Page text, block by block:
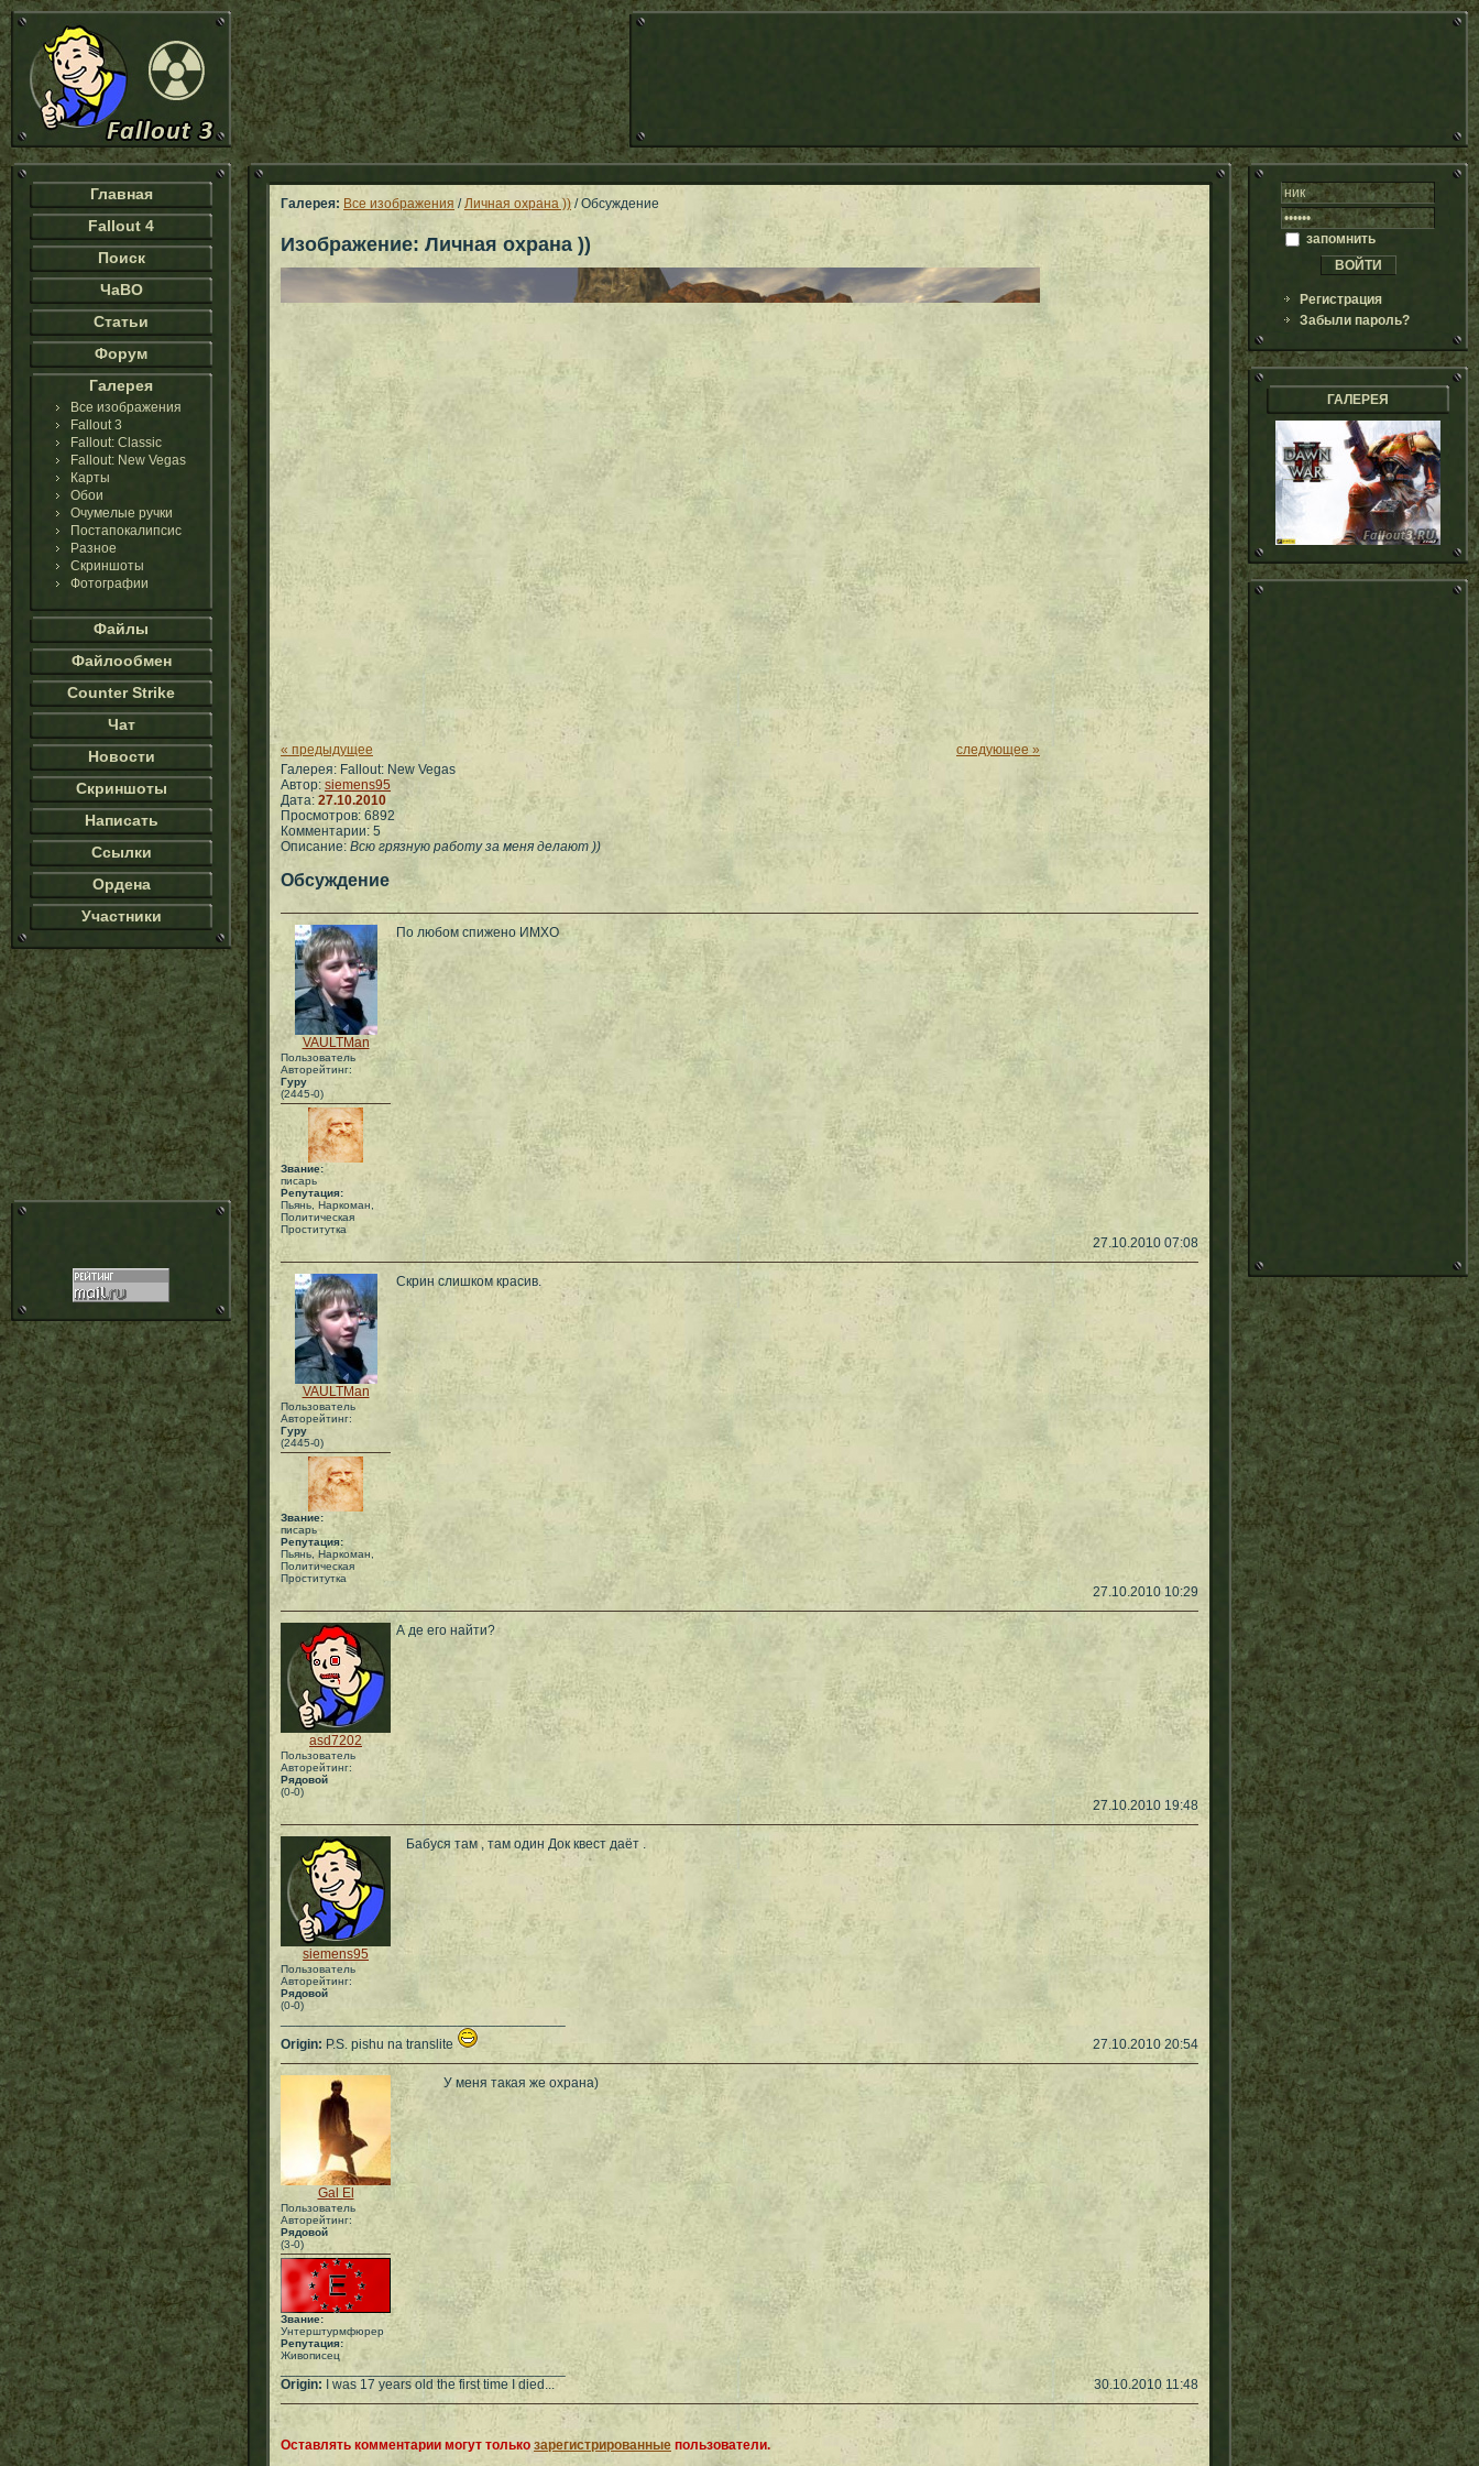
Главная
Fallout 4
Поиск
ЧаВО
Статьи
Форум
Галерея
Все изображения
Fallout 3
Fallout: Classic
Fallout: New Vegas
Карты
Обои
Очумелые ручки
Постапокалипсис
Разное
Скриншоты
Фотографии
Файлы
Файлообмен
Counter Strike
Чат
Новости
Скриншоты
Написать
Ссылки
Ордена
Участники
Галерея: Все изображения /Личная охрана )) / Обсуждение
Изображение: Личная охрана ))
« предыдущее
следующее »
Галерея: Fallout: New Vegas
Автор: siemens95
Дата: 27.10.2010
Просмотров: 6892
Комментарии: 5
Описание: Всю грязную работу за меня делают ))
Обсуждение
VAULTMan
Пользователь
Авторейтинг:
Гуру
(2445-0)
Звание:
писарь
Репутация:
Пьянь, Наркоман,
Политическая
Проститутка
По любом спижено ИМХО
27.10.2010 07:08
VAULTMan
Пользователь
Авторейтинг:
Гуру
(2445-0)
Звание:
писарь
Репутация:
Пьянь, Наркоман,
Политическая
Проститутка
Скрин слишком красив.
27.10.2010 10:29
asd7202
Пользователь
Авторейтинг:
Рядовой
(0-0)
А де его найти?
27.10.2010 19:48
siemens95
Пользователь
Авторейтинг:
Рядовой
(0-0)
Бабуся там , там один Док квест даёт .
Origin: P.S. pishu na translite 27.10.2010 20:54
Gal El
Пользователь
Авторейтинг:
Рядовой
(3-0)
Звание:
Унтерштурмфюрер
Репутация:
Живописец
У меня такая же охрана)
_____________________________________
Origin:
I was 17 years old the first time I died... 30.10.2010 11:48
Оставлять комментарии могут только зарегистрированные пользователи.
запомнить
Регистрация
Забыли пароль?
ГАЛЕРЕЯ